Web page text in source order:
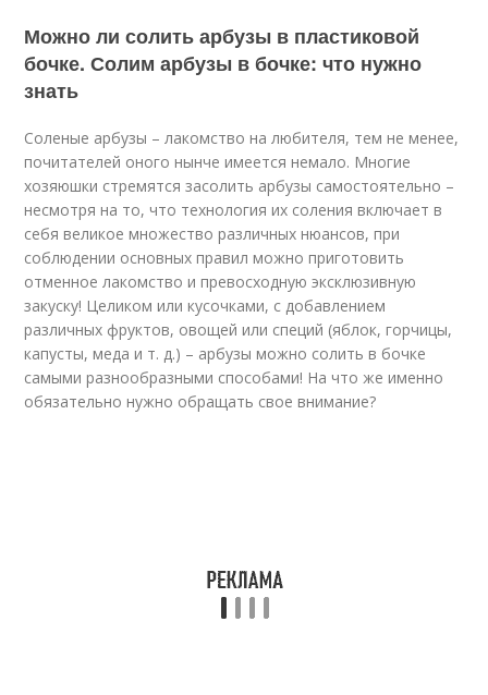
Можно ли солить арбузы в пластиковой
бочке. Солим арбузы в бочке: что нужно
знать
Соленые арбузы – лакомство на любителя, тем не менее,
почитателей оного нынче имеется немало. Многие
хозяюшки стремятся засолить арбузы самостоятельно –
несмотря на то, что технология их соления включает в
себя великое множество различных нюансов, при
соблюдении основных правил можно приготовить
отменное лакомство и превосходную эксклюзивную
закуску! Целиком или кусочками, с добавлением
различных фруктов, овощей или специй (яблок, горчицы,
капусты, меда и т. д.) – арбузы можно солить в бочке
самыми разнообразными способами! На что же именно
обязательно нужно обращать свое внимание?